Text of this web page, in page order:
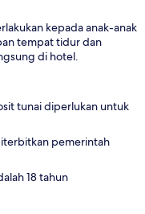
kepada anak-anak
tempat tidur dan
di hotel.
tunai diperlukan untuk
pemerintah
18 tahun